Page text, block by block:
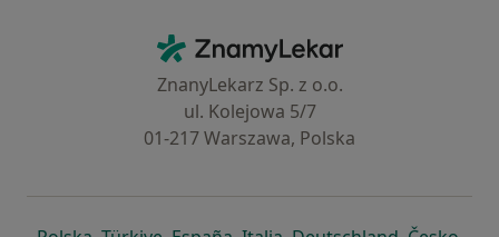
ZnamyLekar - Hlavní stránka
ZnanyLekarz Sp. z o.o.
ul. Kolejowa 5/7
01-217 Warszawa, Polska